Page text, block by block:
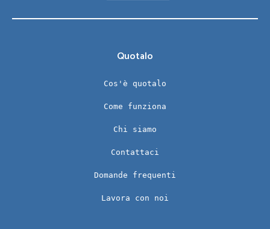
Quotalo
Cos'è quotalo
Come funziona
Chi siamo
Contattaci
Domande frequenti
Lavora con noi